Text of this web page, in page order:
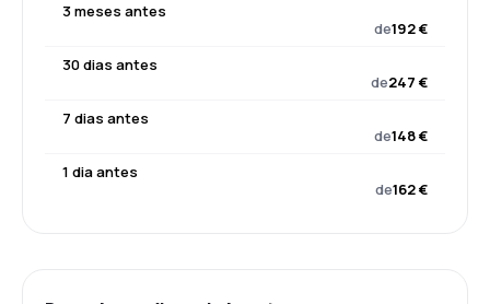
3 meses antes
de192 €
30 dias antes
de247 €
7 dias antes
de148 €
1 dia antes
de162 €